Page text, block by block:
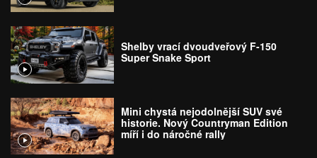
Shelby vrací dvoudveřový F-150
Super Snake Sport
Mini chystá nejodolnější SUV své
historie. Nový Countryman Edition
míří i do náročné rally